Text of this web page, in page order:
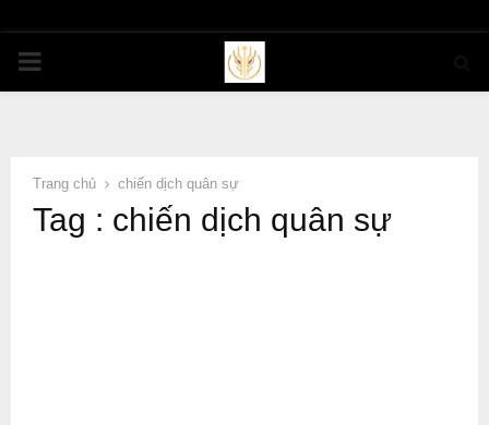
PRIMARY
Trang chủ chiến dịch quân sự
Tag : chiến dịch quân sự